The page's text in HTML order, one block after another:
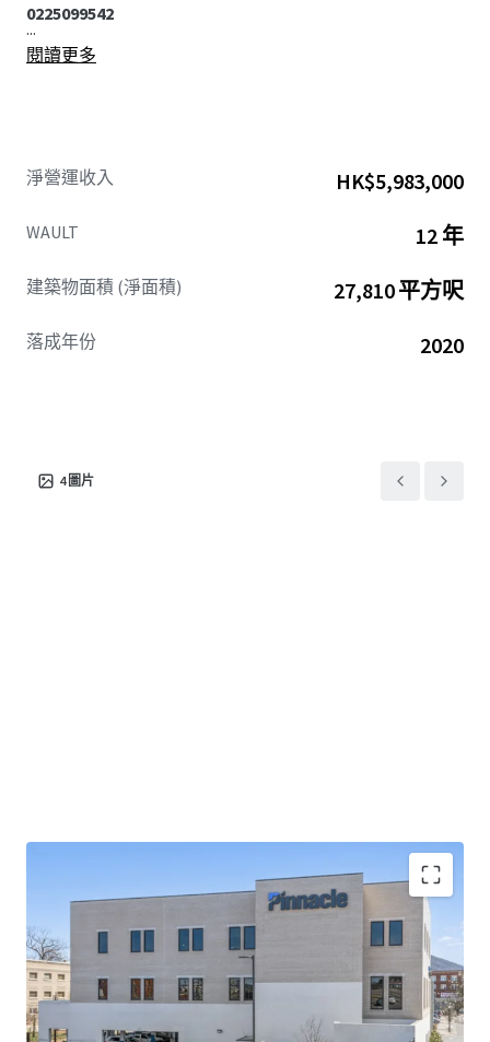
0225099542
...
閱讀更多
淨營運收入 HK$5,983,000
WAULT 12 年
建築物面積 (淨面積) 27,810 平方呎
落成年份 2020
4 圖片
Operating on an absolute NNN lease with ±12 years
of lease term remaining and 1.9% annual rent
escalations
Pinnacle Financial Partners is the largest bank in